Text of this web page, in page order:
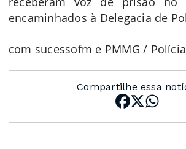
encaminhados à Delegacia de
com sucessofm e PMMG /
Compartilhe essa